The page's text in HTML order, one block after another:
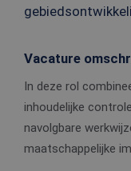
Vacature
In deze rol
inhoudelijke
navolgbare
maatschappelijke